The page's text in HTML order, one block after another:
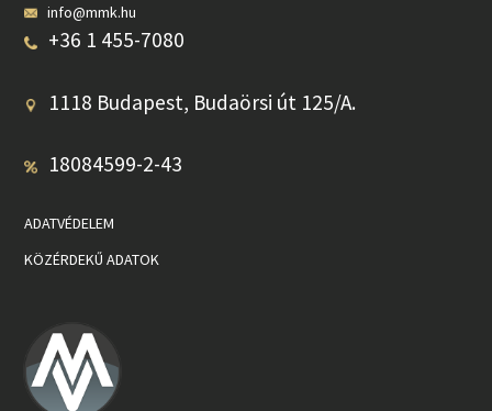
info@mmk.hu
+36 1 455-7080
1118 Budapest, Budaörsi út 125/A.
18084599-2-43
ADATVÉDELEM
KÖZÉRDEKŰ ADATOK